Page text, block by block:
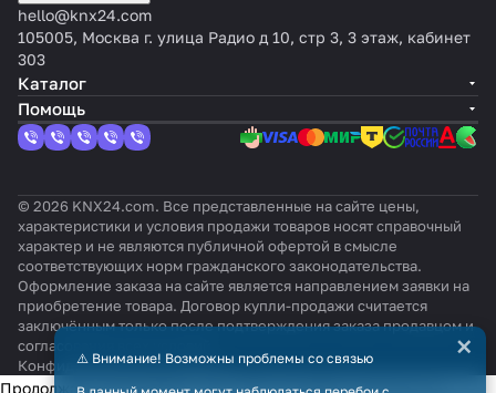
hello@knx24.com
105005, Москва г. улица Радио д 10, стр 3, 3 этаж, кабинет
303
Каталог
Помощь
© 2026 KNX24.com. Все представленные на сайте цены,
характеристики и условия продажи товаров носят справочный
характер и не являются публичной офертой в смысле
соответствующих норм гражданского законодательства.
Оформление заказа на сайте является направлением заявки на
приобретение товара. Договор купли-продажи считается
заключённым только после подтверждения заказа продавцом и
согласования всех условий.
КонфиденциальностьОферта
⚠️ Внимание! Возможны проблемы со связью
×
Продолжая использовать наш сайт, вы даёте согласие на